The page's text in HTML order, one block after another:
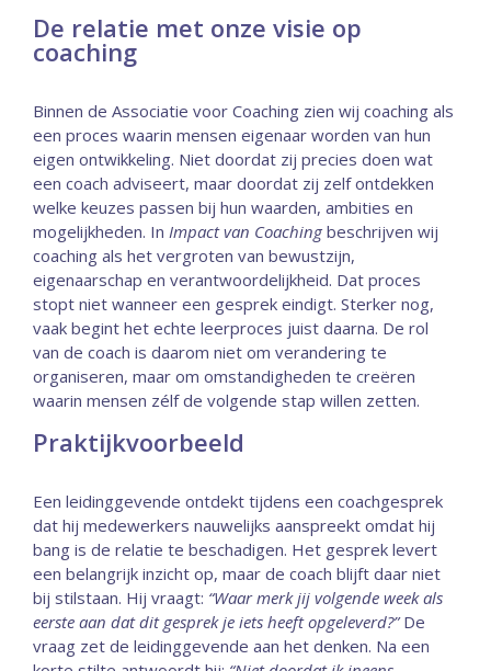
De relatie met onze visie op
coaching
Binnen de Associatie voor Coaching zien wij coaching als
een proces waarin mensen eigenaar worden van hun
eigen ontwikkeling. Niet doordat zij precies doen wat
een coach adviseert, maar doordat zij zelf ontdekken
welke keuzes passen bij hun waarden, ambities en
mogelijkheden. In Impact van Coachingbeschrijven wij
coaching als het vergroten van bewustzijn,
eigenaarschap en verantwoordelijkheid. Dat proces
stopt niet wanneer een gesprek eindigt. Sterker nog,
vaak begint het echte leerproces juist daarna. De rol
van de coach is daarom niet om verandering te
organiseren, maar om omstandigheden te creëren
waarin mensen zélf de volgende stap willen zetten.
Praktijkvoorbeeld
Een leidinggevende ontdekt tijdens een coachgesprek
dat hij medewerkers nauwelijks aanspreekt omdat hij
bang is de relatie te beschadigen. Het gesprek levert
een belangrijk inzicht op, maar de coach blijft daar niet
bij stilstaan. Hij vraagt: “Waar merk jij volgende week als
eerste aan dat dit gesprek je iets heeft opgeleverd?”De
vraag zet de leidinggevende aan het denken. Na een